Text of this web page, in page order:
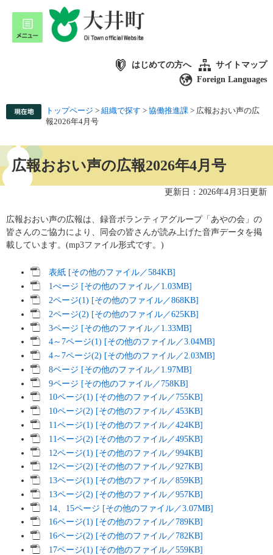
はじめての方へ
サイトマップ
Foreign Languages
トップページ > 組織で探す > 協働推進課 > 広報おおい声の広
報2026年4月号
広報おおい声の広報2026年4月号
更新日：2026年4月3日更新
広報おおい声の広報は、録音ボランティアグループ「あやの会」の
皆さんのご協力により、同会の皆さんが読み上げた音声データを掲
載しています。(mp3ファイル形式です。)
表紙 [その他のファイル／584KB]
1ぺージ [その他のファイル／1.03MB]
2ページ(1) [その他のファイル／868KB]
2ページ(2) [その他のファイル／625KB]
3ページ [その他のファイル／1.33MB]
4～7ページ(1) [その他のファイル／3.04MB]
4～7ページ(2) [その他のファイル／2.03MB]
8ページ [その他のファイル／1.97MB]
9ページ [その他のファイル／758KB]
10ページ(1) [その他のファイル／755KB]
10ページ(2) [その他のファイル／453KB]
11ページ(1) [その他のファイル／424KB]
11ページ(2) [その他のファイル／495KB]
12ページ(1) [その他のファイル／994KB]
12ページ(2) [その他のファイル／927KB]
13ページ(1) [その他のファイル／859KB]
13ページ(2) [その他のファイル／957KB]
14、15ページ [その他のファイル／3.07MB]
16ページ(1) [その他のファイル／789KB]
16ページ(2) [その他のファイル／782KB]
17ページ(1) [その他のファイル／559KB]